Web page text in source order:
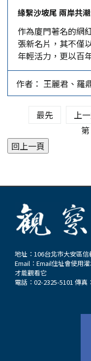
個小縣城的人口。
有些雞蛋放在常溫
這是價格差異的關
生產與運輸成本較
蛋（較便宜）：超
保存期限為14天。
用。冷藏雞蛋（較
送，保存期限可達
境一陣子後，雞蛋
並透過蛋殼細孔滲
購買後需立即放入
不同。不同品牌的
例如：普通雞蛋：
加。Omega-3雞蛋
牌影響。有些雞蛋
蛋，由於品牌信譽
貴。…
發展計畫的「參與
底」即清朝時期由
化客家人，也稱福
家文化館，筆者以
當地耆老一起探討
役。 溪口是筆者母
縣大林鎮相鄰。回
游石龜溪（今稱華
口是傳統農業鄉鎮
位執著於用牛耕田
游東村內米粉宮聚
外婆口中為人忠厚
談的機會，探訪得
東饒平邱氏即其中
水以製作米粉為生
疊溪溪水灌溉的「
圍以溝渠和竹林，
嘉地區山海的交界
成東西蜿蜒長達一
緣繫沙坡尾 兩岸共
作為廈門著名的網
張新名片，其不僅
年輕活力，更以百
蘊與兩岸淵源。 早
灣，因此處海沙細
沙坡是廈門港的發
用碼頭為一體，劃
是一條由碧山岩與
順治12年（1655
廈門港海灣一帶建
台，大造航海大船
的對外貿易口岸。
坡出發過台灣、下
的漁民以海為田、
肇祀於南明永曆16
（媽祖）、四海龍
宮。鄭成功曾從朝
正統鹿耳門聖母廟
媽」，印證了「兩
緣。 乾隆52年（
曰：「臣查閩省各
作者： 王麗君、羅
最先 上
地址：106台北市大安區
Email： Email住址會使用
才能觀看它
電話：02-2325-5101 傳真